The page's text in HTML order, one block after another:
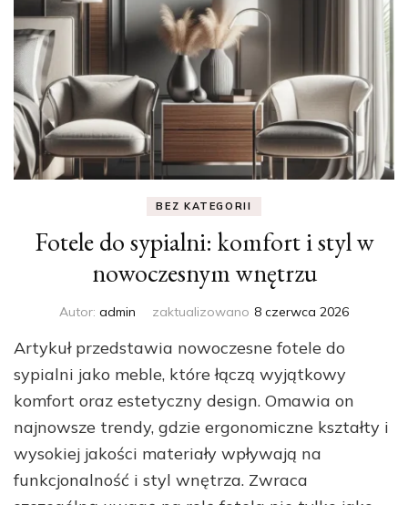
BEZ KATEGORII
Fotele do sypialni: komfort i styl w
nowoczesnym wnętrzu
Autor: admin zaktualizowano 8 czerwca 2026
Artykuł przedstawia nowoczesne fotele do
sypialni jako meble, które łączą wyjątkowy
komfort oraz estetyczny design. Omawia on
najnowsze trendy, gdzie ergonomiczne kształty i
wysokiej jakości materiały wpływają na
funkcjonalność i styl wnętrza. Zwraca